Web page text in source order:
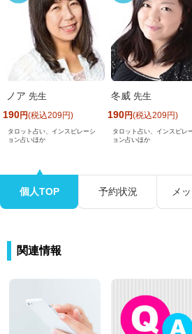
ノア 先生
190円(税込209円)
タロット占い、インスピレーシ
ョン占いほか
冬威 先生
190円(税込209円)
タロット占い、インスピレ
ョン占いほか
個人TOP 予約状況 メ
関連情報